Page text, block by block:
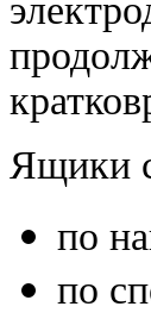
Ящики
по
по